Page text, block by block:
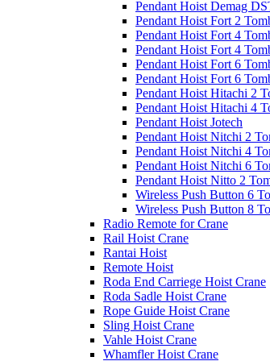
Pendant Hoist Demag
Pendant Hoist Fort 2
Pendant Hoist Fort 4
Pendant Hoist Fort 4
Pendant Hoist Fort 6
Pendant Hoist Fort 6
Pendant Hoist Hitachi 2
Pendant Hoist Hitachi 4
Pendant Hoist Jotech
Pendant Hoist Nitchi 2
Pendant Hoist Nitchi 4
Pendant Hoist Nitchi 6
Pendant Hoist Nitto 2
Wireless Push Button 6
Wireless Push Button 8
Radio Remote for Crane
Rail Hoist Crane
Rantai Hoist
Remote Hoist
Roda End Carriege Hoist Crane
Roda Sadle Hoist Crane
Rope Guide Hoist Crane
Sling Hoist Crane
Vahle Hoist Crane
Whamfler Hoist Crane